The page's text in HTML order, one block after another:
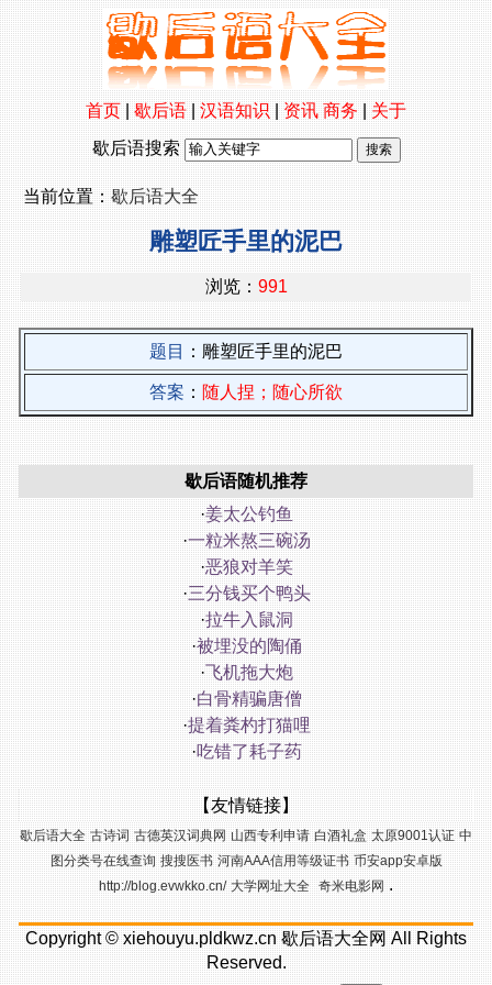
首页|歇后语|汉语知识|资讯 商务|关于
歇后语搜索
当前位置：歇后语大全
雕塑匠手里的泥巴
浏览： 991
题目 ：雕塑匠手里的泥巴
答案 ： 随人捏；随心所欲
歇后语随机推荐
·姜太公钓鱼
·一粒米熬三碗汤
·恶狼对羊笑
·三分钱买个鸭头
·拉牛入鼠洞
·被埋没的陶俑
·飞机拖大炮
·白骨精骗唐僧
·提着粪杓打猫哩
·吃错了耗子药
【友情链接】
歇后语大全 古诗词 古德英汉词典网 山西专利申请 白酒礼盒 太原9001认证 中
图分类号在线查询 搜搜医书 河南AAA信用等级证书 币安app安卓版
http://blog.evwkko.cn/ 大学网址大全 奇米电影网.
Copyright ©xiehouyu.pldkwz.cn 歇后语大全网All Rights
Reserved.